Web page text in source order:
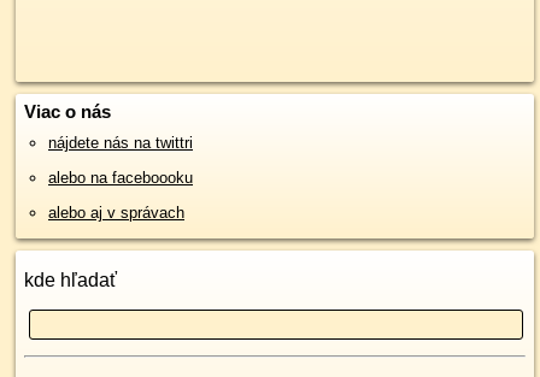
Viac o nás
nájdete nás na twittri
alebo na faceboooku
alebo aj v správach
kde hľadať